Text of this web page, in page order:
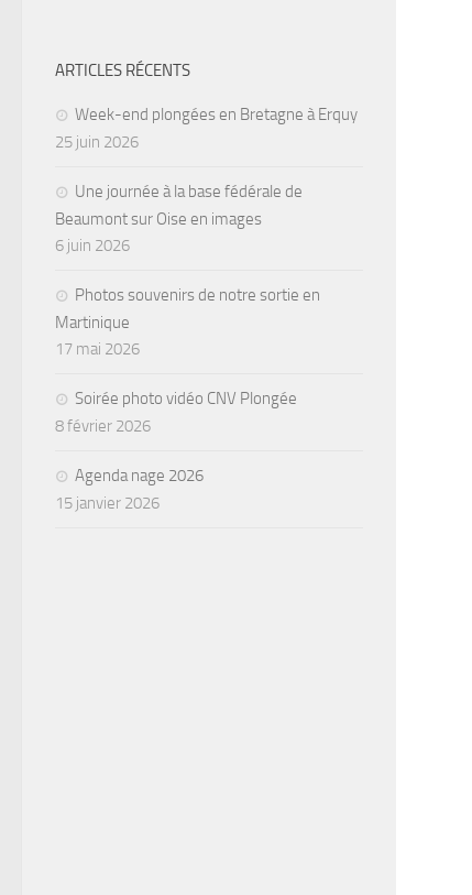
ARTICLES RÉCENTS
Week-end plongées en Bretagne à Erquy
25 juin 2026
Une journée à la base fédérale de
Beaumont sur Oise en images
6 juin 2026
Photos souvenirs de notre sortie en
Martinique
17 mai 2026
Soirée photo vidéo CNV Plongée
8 février 2026
Agenda nage 2026
15 janvier 2026